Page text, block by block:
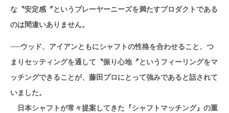
な〝安定感〞というプレーヤーニーズを満たすプロダクトである
のは間違いありません。
──ウッド、アイアンともにシャフトの性格を合わせること、つ
まりセッティングを通して〝振り心地〞というフィーリングをマ
ッチングできることが、藤田プロにとって強みであると話されて
いました。
日本シャフトが常々提案してきた『シャフトマッチング』の重